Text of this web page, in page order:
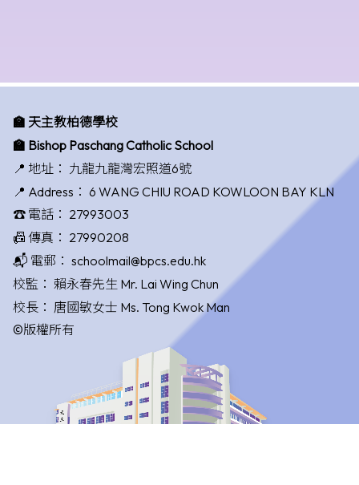
🏫 天主教柏德學校
🏫 Bishop Paschang Catholic School
📍 地址： 九龍九龍灣宏照道6號
📍 Address： 6 WANG CHIU ROAD KOWLOON BAY KLN
☎️ 電話： 27993003
📠 傳真： 27990208
📬 電郵： schoolmail@bpcs.edu.hk
校監： 賴永春先生 Mr. Lai Wing Chun
校長： 唐國敏女士 Ms. Tong Kwok Man
©版權所有